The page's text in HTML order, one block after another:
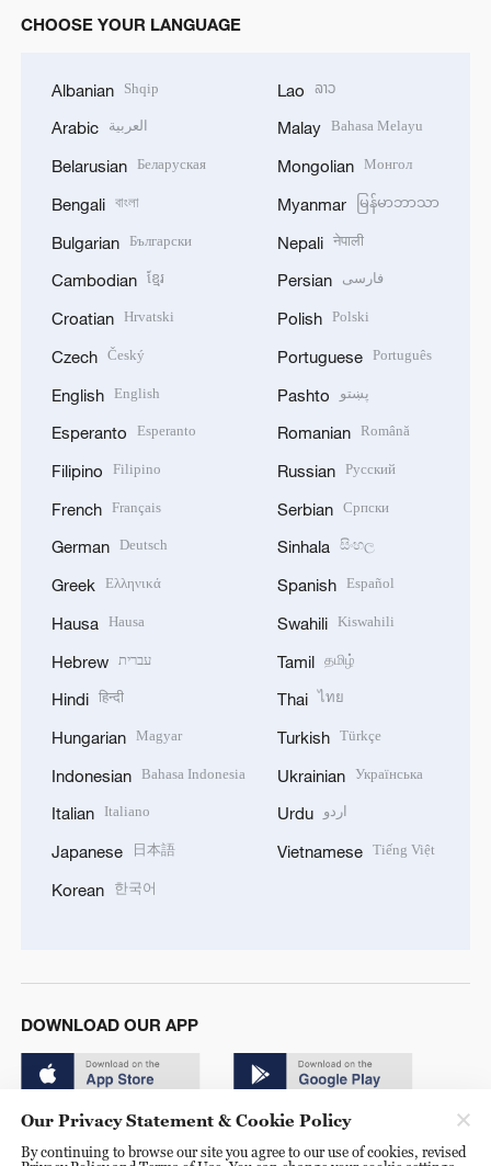
CHOOSE YOUR LANGUAGE
Albanian Shqip
Arabic العربية
Belarusian Беларуская
Bengali বাংলা
Bulgarian Български
Cambodian ខ្មែរ
Croatian Hrvatski
Czech Český
English English
Esperanto Esperanto
Filipino Filipino
French Français
German Deutsch
Greek Ελληνικά
Hausa Hausa
Hebrew עברית
Hindi हिन्दी
Hungarian Magyar
Indonesian Bahasa Indonesia
Italian Italiano
Japanese 日本語
Korean 한국어
Lao ລາວ
Malay Bahasa Melayu
Mongolian Монгол
Myanmar မြန်မာဘာသာ
Nepali नेपाली
Persian فارسی
Polish Polski
Portuguese Português
Pashto پښتو
Romanian Română
Russian Русский
Serbian Српски
Sinhala සිංහල
Spanish Español
Swahili Kiswahili
Tamil தமிழ்
Thai ไทย
Turkish Türkçe
Ukrainian Українська
Urdu اردو
Vietnamese Tiếng Việt
DOWNLOAD OUR APP
Our Privacy Statement & Cookie Policy
By continuing to browse our site you agree to our use of cookies, revised